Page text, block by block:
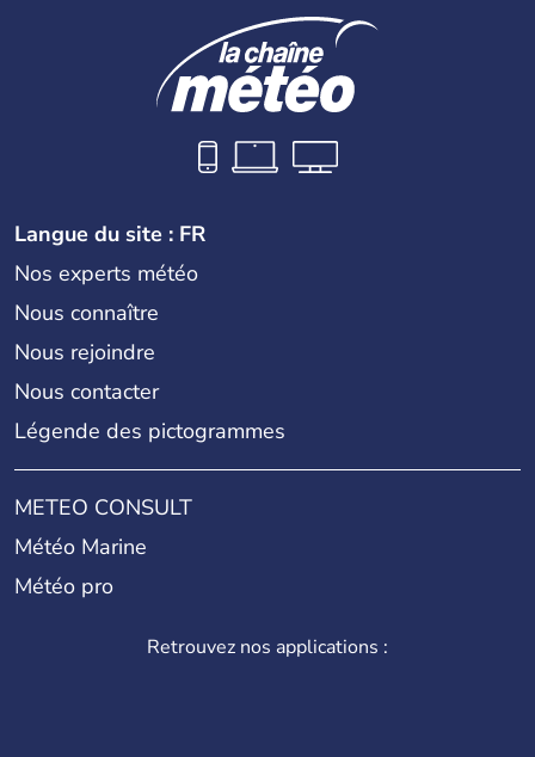
Slutsk qui concurrençaient Kiev en Ukraine. Ancienne
province de l'Union Soviétique, la Bielorussie est
indépendante depuis 1990.
Langue du site : FR
Nos experts météo
Nous connaître
Nous rejoindre
Nous contacter
Légende des pictogrammes
METEO CONSULT
Météo Marine
Météo pro
Retrouvez nos applications :